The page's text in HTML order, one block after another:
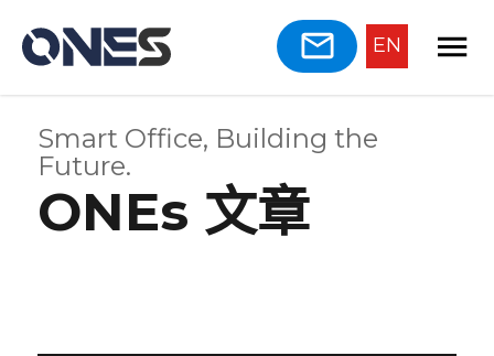
EN
Smart Office, Building the
Future.
ONEs 文章